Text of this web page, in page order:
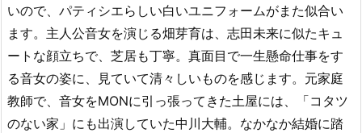
いので、パティシエらしい白いユニフォームがまた似合い
ます。主人公音女を演じる畑芽育は、志田未来に似たキュ
ートな顔立ちで、芝居も丁寧。真面目で一生懸命仕事をす
る音女の姿に、見ていて清々しいものを感じます。元家庭
教師で、音女をMONに引っ張ってきた土屋には、「コタツ
のない家」にも出演していた中川大輔。なかなか結婚に踏